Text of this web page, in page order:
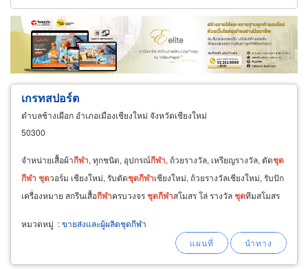
เกรทสปอร์ต
ตำบลช้างเผือก อำเภอเมืองเชียงใหม่ จังหวัดเชียงใหม่
50300
จำหน่ายเสื้อผ้ากีฬา, ทุกชนิด, อุปกรณ์กีฬา, ถ้วยรางวัล, เหรียญรางวัล, ตัดชุด
กีฬา ชุดวอร์ม เชียงใหม่, รับตัดชุดกีฬาเชียงใหม่, ถ้วยรางวัลเชียงใหม่, รับปัก
เครื่องหมาย สกรีนเสื้อกีฬาครบวงจรชุดกีฬาสโมสร โล่ รางวัลชุดทีมสโมสร
หมวดหมู่ :ขายส่งและผู้ผลิตชุดกีฬา